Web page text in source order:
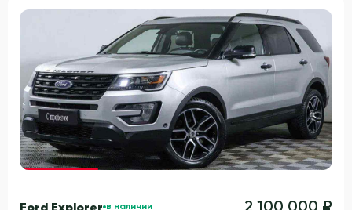
Гарантия 3 года
Ford Explorer в наличии